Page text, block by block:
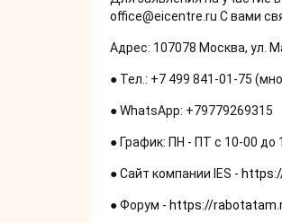
office@eicentre.ru С вами
Адрес: 107078 Москва, ул.
● Тел.: +7 499 841-01-75
● WhatsApp: +79779269315
● График: ПН - ПТ с 10-00 до
●Сайт компании IES -
● Форум - https://